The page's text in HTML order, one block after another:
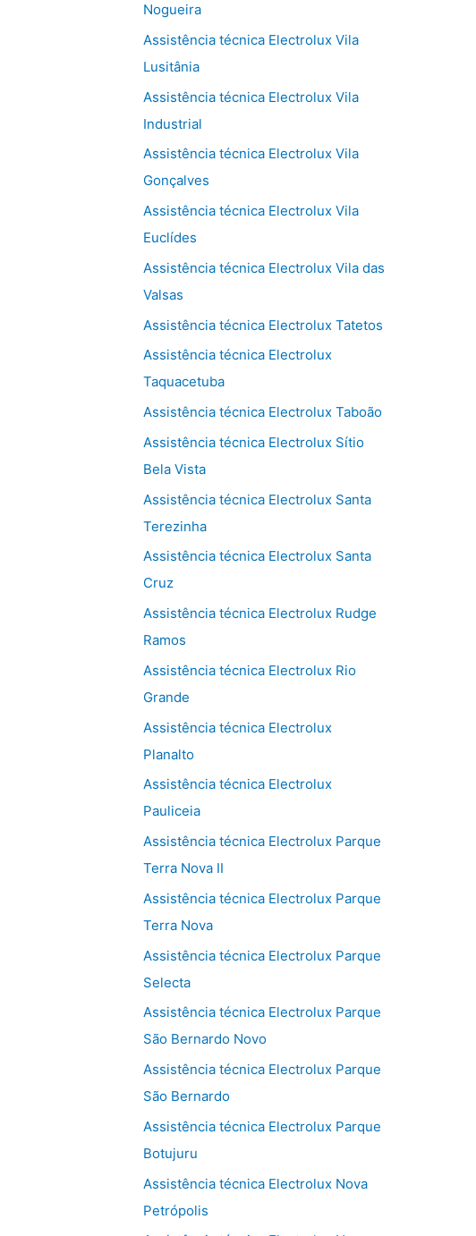
Nogueira
Assistência técnica Electrolux Vila
Lusitânia
Assistência técnica Electrolux Vila
Industrial
Assistência técnica Electrolux Vila
Gonçalves
Assistência técnica Electrolux Vila
Euclídes
Assistência técnica Electrolux Vila das
Valsas
Assistência técnica Electrolux Tatetos
Assistência técnica Electrolux
Taquacetuba
Assistência técnica Electrolux Taboão
Assistência técnica Electrolux Sítio
Bela Vista
Assistência técnica Electrolux Santa
Terezinha
Assistência técnica Electrolux Santa
Cruz
Assistência técnica Electrolux Rudge
Ramos
Assistência técnica Electrolux Rio
Grande
Assistência técnica Electrolux
Planalto
Assistência técnica Electrolux
Pauliceia
Assistência técnica Electrolux Parque
Terra Nova II
Assistência técnica Electrolux Parque
Terra Nova
Assistência técnica Electrolux Parque
Selecta
Assistência técnica Electrolux Parque
São Bernardo Novo
Assistência técnica Electrolux Parque
São Bernardo
Assistência técnica Electrolux Parque
Botujuru
Assistência técnica Electrolux Nova
Petrópolis